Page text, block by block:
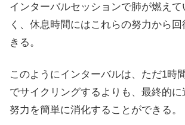
インターバルセッションで肺が燃えて
く、休息時間にはこれらの努力から
きる。
このようにインターバルは、ただ1時
でサイクリングするよりも、最終的に
努力を簡単に消化することができる。